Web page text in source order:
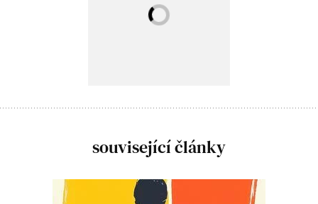
související články